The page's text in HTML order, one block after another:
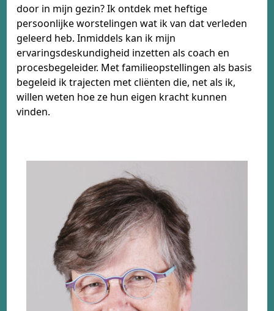
door in mijn gezin? Ik ontdek met heftige
persoonlijke worstelingen wat ik van dat verleden
geleerd heb. Inmiddels kan ik mijn
ervaringsdeskundigheid inzetten als coach en
procesbegeleider. Met familieopstellingen als basis
begeleid ik trajecten met cliënten die, net als ik,
willen weten hoe ze hun eigen kracht kunnen
vinden.